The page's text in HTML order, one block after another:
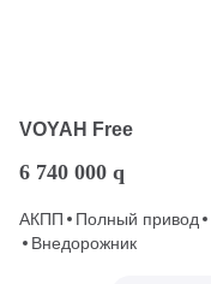
VOYAH Free
6 740 000 q
АКПП Полный привод
Внедорожник